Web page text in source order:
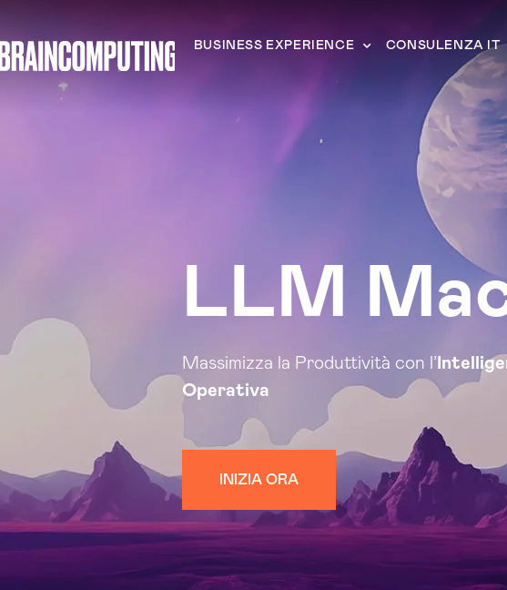
BUSINESS EXPERIENCE CONSULENZA IT
LLM
Massimizza la Produttività con l’
Operativa
INIZIA ORA